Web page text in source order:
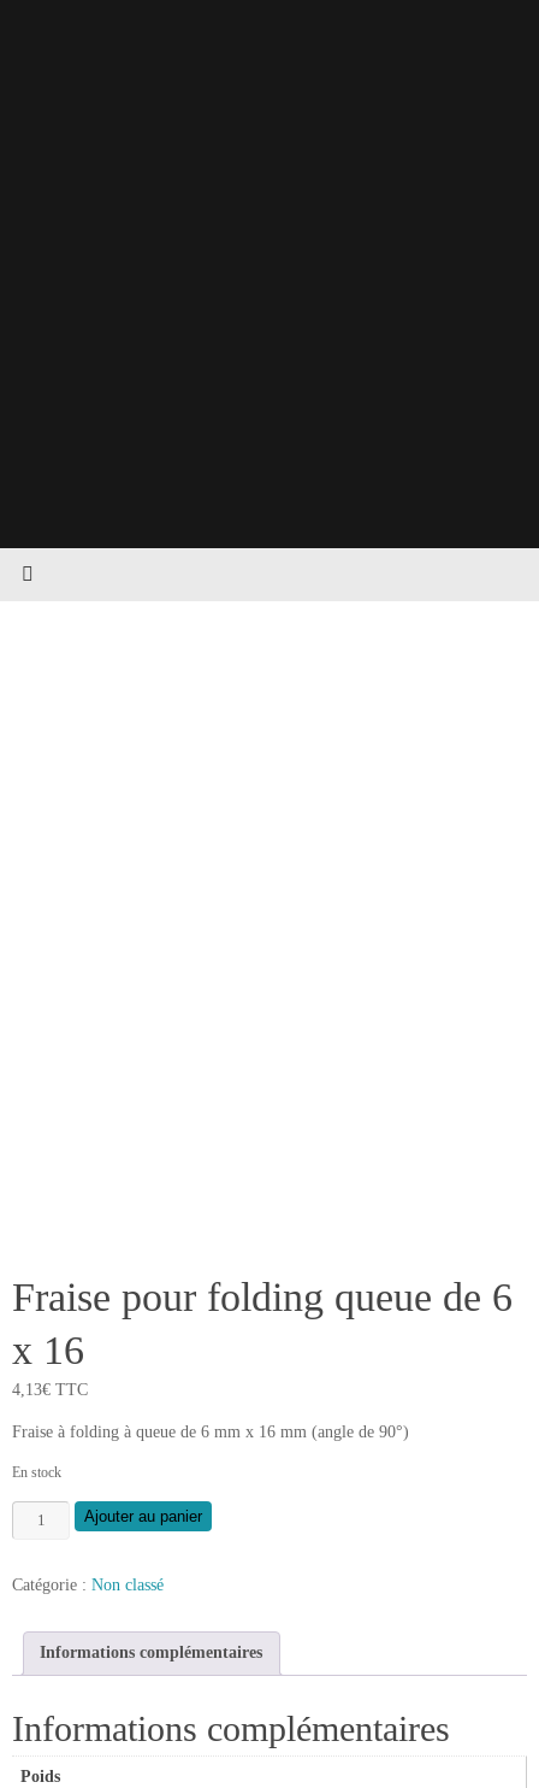
Fraise pour folding queue de 6
x 16
4,13€ TTC
Fraise à folding à queue de 6 mm x 16 mm (angle de 90°)
En stock
quantité
de
pour
queue
de
x
Ajouter au panier
Catégorie : Non classé
Informations complémentaires
Informations complémentaires
Poids